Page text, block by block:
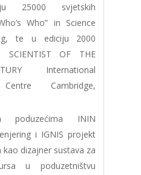
25000 svjetskih
Who” in Science
te u ediciju 2000
SCIENTIST OF THE
International
Cambridge,
poduzećima ININ
i IGNIS projekt
dizajner sustava za
u poduzetništvu